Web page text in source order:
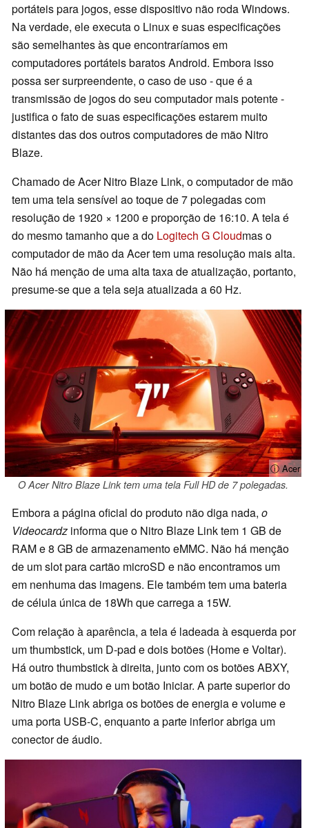
portáteis para jogos, esse dispositivo não roda Windows.
Na verdade, ele executa o Linux e suas especificações
são semelhantes às que encontraríamos em
computadores portáteis baratos Android. Embora isso
possa ser surpreendente, o caso de uso - que é a
transmissão de jogos do seu computador mais potente -
justifica o fato de suas especificações estarem muito
distantes das dos outros computadores de mão Nitro
Blaze.
Chamado de Acer Nitro Blaze Link, o computador de mão
tem uma tela sensível ao toque de 7 polegadas com
resolução de 1920 × 1200 e proporção de 16:10. A tela é
do mesmo tamanho que a do Logitech G Cloudmas o
computador de mão da Acer tem uma resolução mais alta.
Não há menção de uma alta taxa de atualização, portanto,
presume-se que a tela seja atualizada a 60 Hz.
ⓘ Acer
O Acer Nitro Blaze Link tem uma tela Full HD de 7 polegadas.
Embora a página oficial do produto não diga nada, o
Videocardz informa que o Nitro Blaze Link tem 1 GB de
RAM e 8 GB de armazenamento eMMC. Não há menção
de um slot para cartão microSD e não encontramos um
em nenhuma das imagens. Ele também tem uma bateria
de célula única de 18Wh que carrega a 15W.
Com relação à aparência, a tela é ladeada à esquerda por
um thumbstick, um D-pad e dois botões (Home e Voltar).
Há outro thumbstick à direita, junto com os botões ABXY,
um botão de mudo e um botão Iniciar. A parte superior do
Nitro Blaze Link abriga os botões de energia e volume e
uma porta USB-C, enquanto a parte inferior abriga um
conector de áudio.